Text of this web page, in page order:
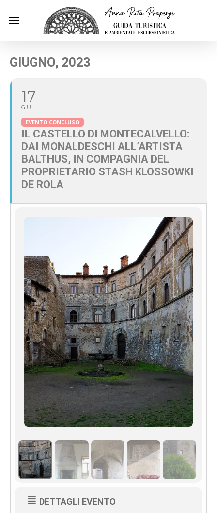
Menu
GIUGNO, 2023
17
GIU
EVENTO CONCLUSO
IL CASTELLO DI MONTECALVELLO:
DAI MONALDESCHI ALL’ARTISTA
BALTHUS, IN COMPAGNIA DEL
PROPRIETARIO STASH KLOSSOWKI
DE ROLA
DETTAGLI EVENTO